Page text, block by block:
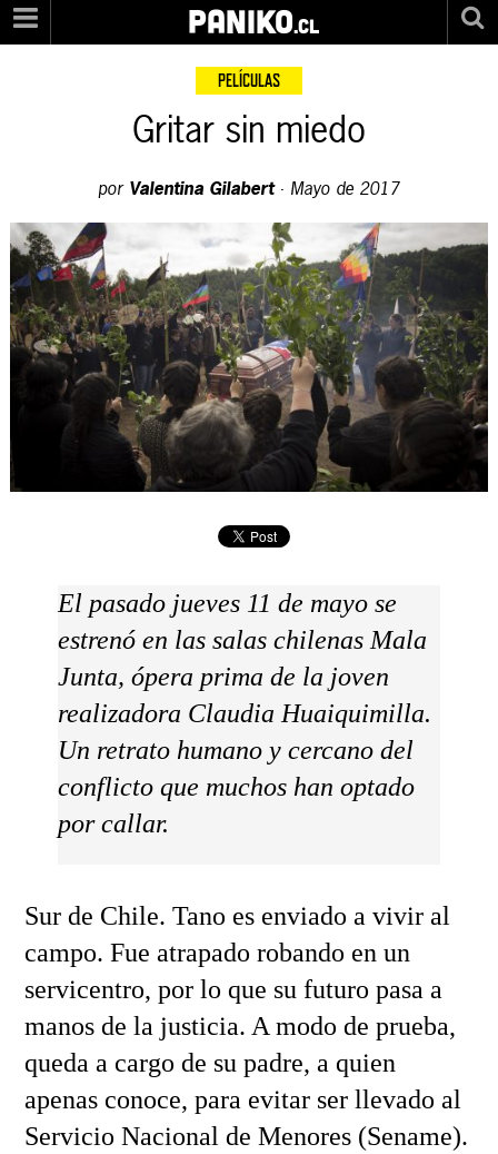
PANIKO.cl
PELÍCULAS
Gritar sin miedo
por Valentina Gilabert· Mayo de 2017
El pasado jueves 11 de mayo se
estrenó en las salas chilenas Mala
Junta, ópera prima de la joven
realizadora Claudia Huaiquimilla.
Un retrato humano y cercano del
conflicto que muchos han optado
por callar.
Sur de Chile. Tano es enviado a vivir al
campo. Fue atrapado robando en un
servicentro, por lo que su futuro pasa a
manos de la justicia. A modo de prueba,
queda a cargo de su padre, a quien
apenas conoce, para evitar ser llevado al
Servicio Nacional de Menores (Sename).